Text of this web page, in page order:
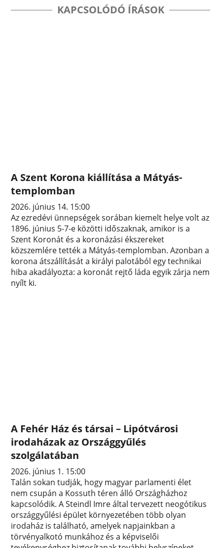
KAPCSOLÓDÓ ÍRÁSOK
A Szent Korona kiállítása a Mátyás-
templomban
2026. június 14. 15:00
Az ezredévi ünnepségek sorában kiemelt helye volt az
1896. június 5-7-e közötti időszaknak, amikor is a
Szent Koronát és a koronázási ékszereket
közszemlére tették a Mátyás-templomban. Azonban a
korona átszállítását a királyi palotából egy technikai
hiba akadályozta: a koronát rejtő láda egyik zárja nem
nyílt ki.
A Fehér Ház és társai – Lipótvárosi
irodaházak az Országgyűlés
szolgálatában
2026. június 1. 15:00
Talán sokan tudják, hogy magyar parlamenti élet
nem csupán a Kossuth téren álló Országházhoz
kapcsolódik. A Steindl Imre által tervezett neogótikus
országgyűlési épület környezetében több olyan
irodaház is található, amelyek napjainkban a
törvényalkotó munkához és a képviselői